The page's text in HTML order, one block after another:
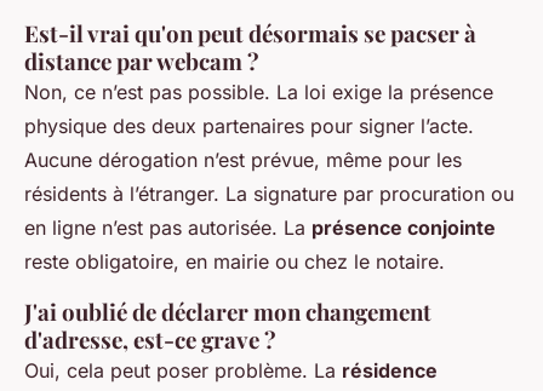
Est-il vrai qu'on peut désormais se pacser à
distance par webcam ?
Non, ce n’est pas possible. La loi exige la présence
physique des deux partenaires pour signer l’acte.
Aucune dérogation n’est prévue, même pour les
résidents à l’étranger. La signature par procuration ou
en ligne n’est pas autorisée. La présence conjointe
reste obligatoire, en mairie ou chez le notaire.
J'ai oublié de déclarer mon changement
d'adresse, est-ce grave ?
Oui, cela peut poser problème. La résidence